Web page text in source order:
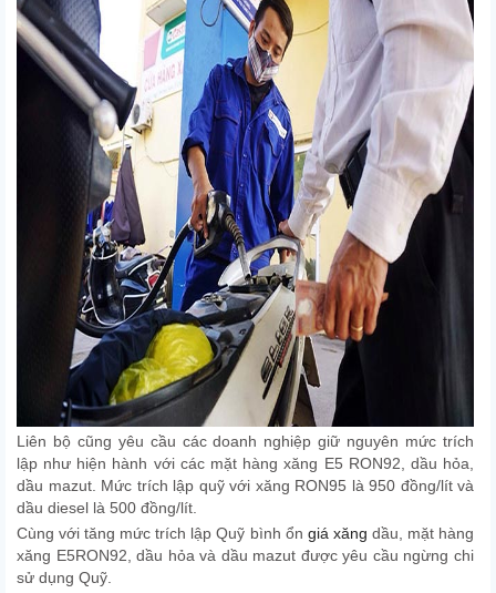
Liên bộ cũng yêu cầu các doanh nghiệp giữ nguyên mức trích
lập như hiện hành với các mặt hàng xăng E5 RON92, dầu hỏa,
dầu mazut. Mức trích lập quỹ với xăng RON95 là 950 đồng/lít và
dầu diesel là 500 đồng/lít.
Cùng với tăng mức trích lập Quỹ bình ổn giá xăng dầu, mặt hàng
xăng E5RON92, dầu hỏa và dầu mazut được yêu cầu ngừng chi
sử dụng Quỹ.